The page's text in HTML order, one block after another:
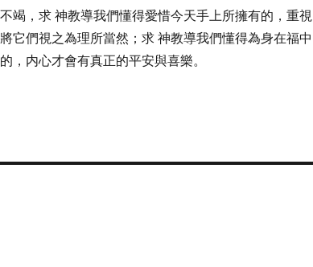
竭，求 神教導我們懂得愛惜今天手上所擁有的，重視
它們視之為理所當然；求 神教導我們懂得為身在福中
，内心才會有真正的平安與喜樂。